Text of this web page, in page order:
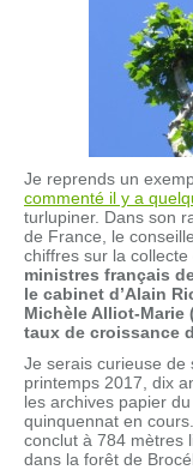
Je reprends un
commenté il y a
turlupiner. Dans son
de France, le
chiffres sur la collecte
ministres français
le cabinet d’Alain
Michèle Alliot-Marie
taux de croissance
Je serais curieuse de
printemps 2017, dix
les archives papier
quinquennat en
conclut à 784 mètres
dans la forêt de